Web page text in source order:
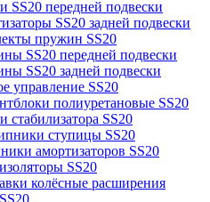
SS20 передней подвески
SS20 задней подвески
пружин SS20
SS20 передней подвески
SS20 задней подвески
управление SS20
полиуретановые SS20
стабилизатора SS20
ступицы SS20
амортизаторов SS20
SS20
колёсные расширения